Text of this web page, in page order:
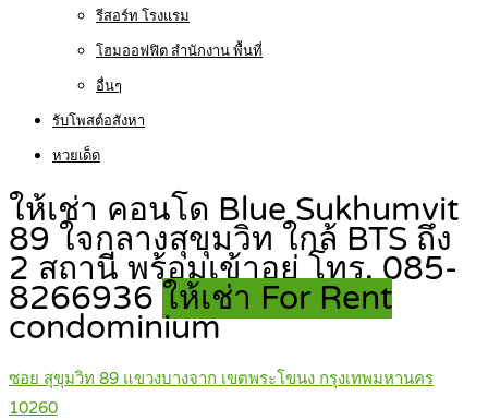
รีสอร์ท โรงแรม
โฮมออฟฟิต สำนักงาน พื้นที่
อื่นๆ
รับโพสต์อสังหา
หวยเด็ด
ให้เช่า คอนโด Blue Sukhumvit
89 ใจกลางสุขุมวิท ใกล้ BTS ถึง
2 สถานี พร้อมเข้าอยู่ โทร. 085-
8266936 ให้เช่า For Rent
condominium
ซอย สุขุมวิท 89 แขวงบางจาก เขตพระโขนง กรุงเทพมหานคร
10260